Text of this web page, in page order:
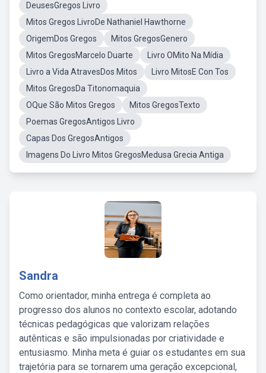
DeusesGregos Livro
Mitos Gregos LivroDe Nathaniel Hawthorne
OrigemDos Gregos
Mitos GregosGenero
Mitos GregosMarcelo Duarte
Livro OMito Na Mídia
Livro a Vida AtravesDos Mitos
Livro MitosE Con Tos
Mitos GregosDa Titonomaquia
OQue São Mitos Gregos
Mitos GregosTexto
Poemas GregosAntigos Livro
Capas Dos GregosAntigos
Imagens Do Livro Mitos GregosMedusa Grecia Antiga
Sandra
Como orientador, minha entrega é completa ao
progresso dos alunos no contexto escolar, adotando
técnicas pedagógicas que valorizam relações
autênticas e são impulsionadas por criatividade e
entusiasmo. Minha meta é guiar os estudantes em sua
trajetória para se tornarem uma geração excepcional,